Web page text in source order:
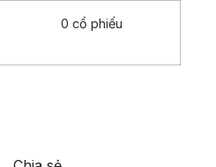
0 cổ phiếu